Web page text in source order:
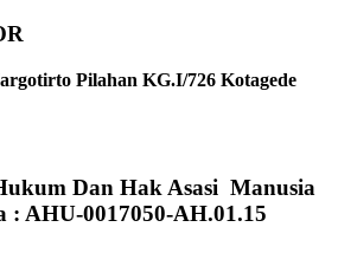
Pilahan KG.I/726 Kotagede
Dan Hak Asasi Manusia
: AHU-0017050-AH.01.15